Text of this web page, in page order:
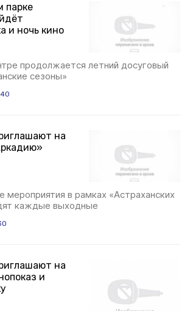
парке
и ночь кино
продолжается летний досуговый
сезоны»
на
мероприятия в рамках «Астраханских
каждые выходные
на
и